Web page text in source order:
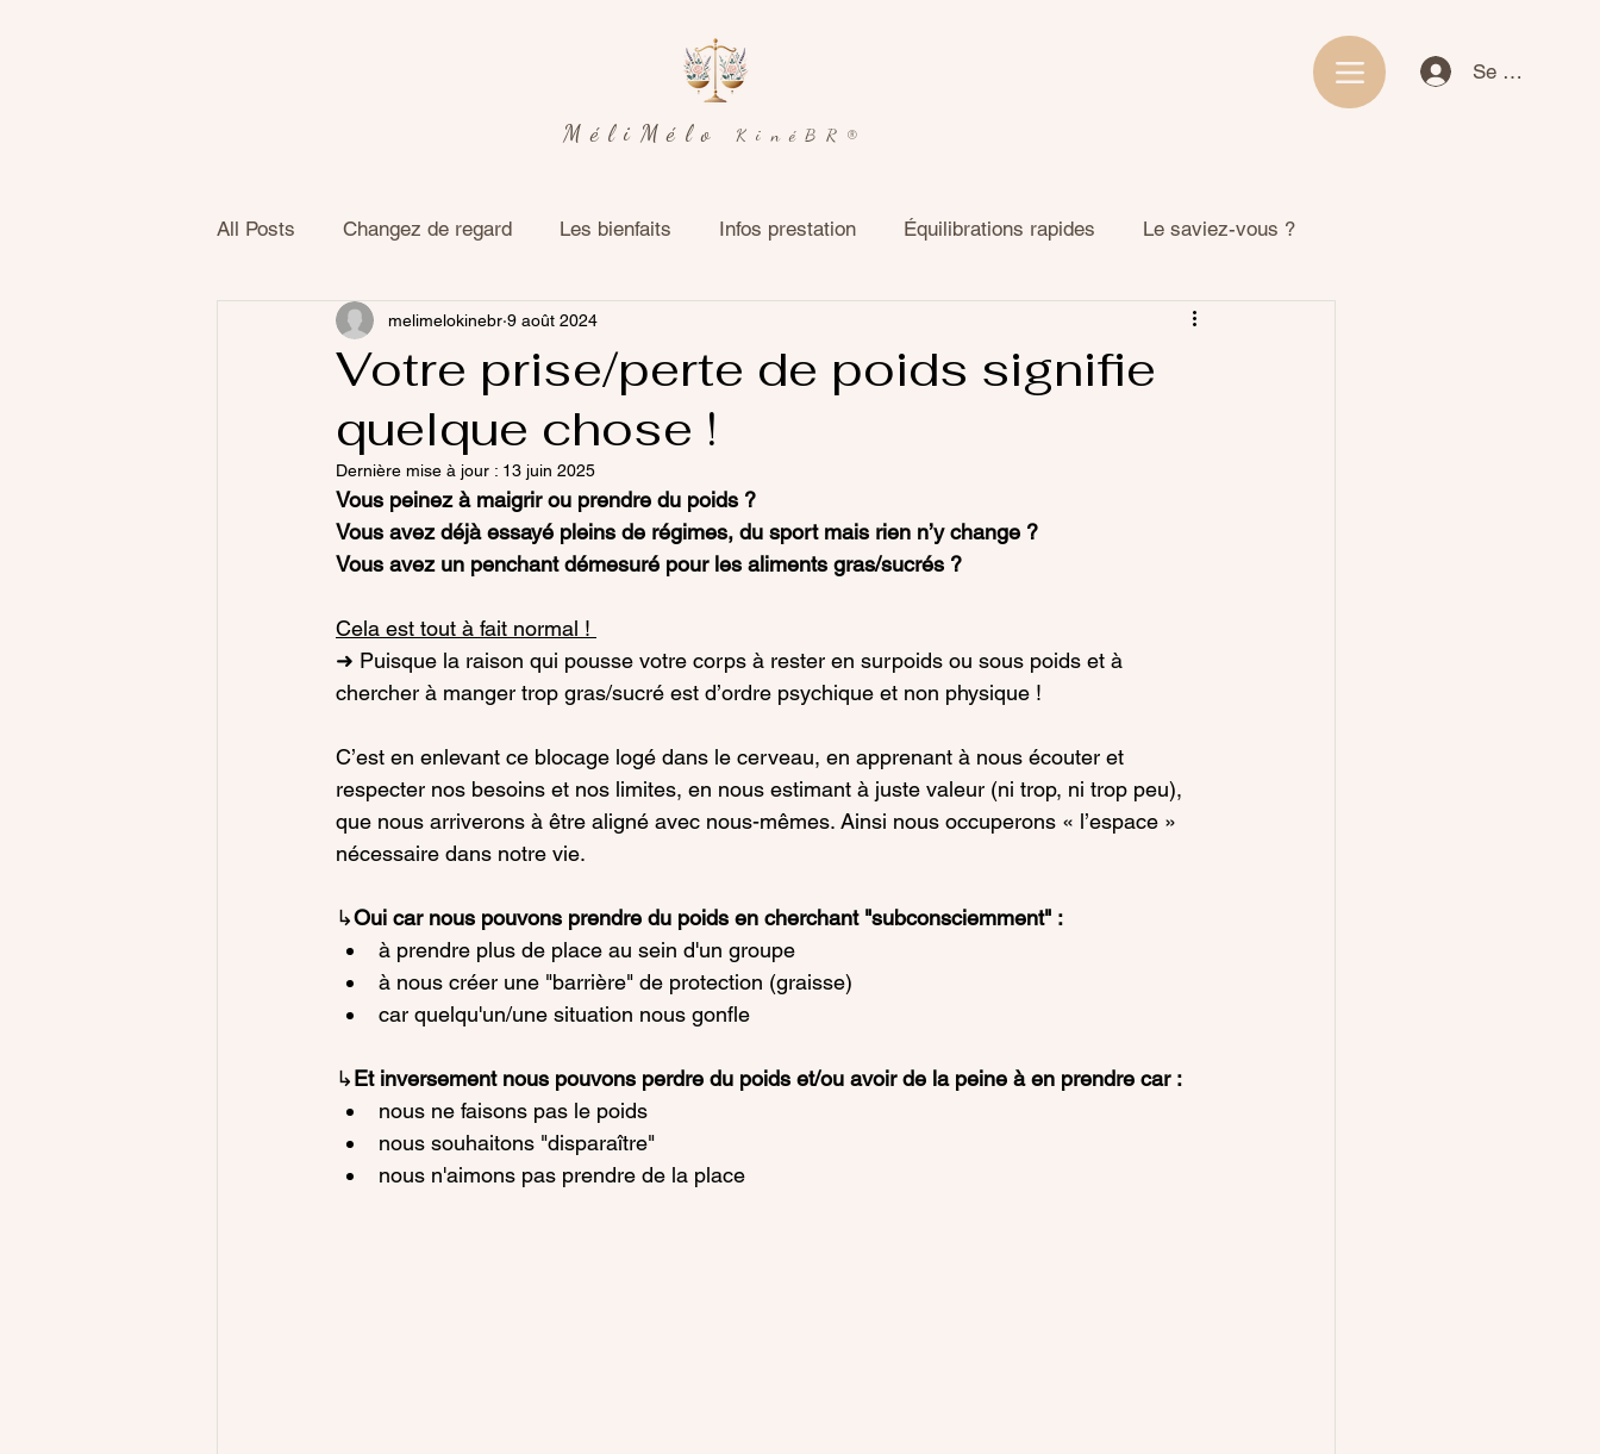
Se connecter
MéliMélo KinéBR®
All Posts Changez de regard Les bienfaits Infos prestation Équilibrations rapides Le saviez-vous ?
Signification maux/mots Théorie
Votre prise/perte de poids signifie
quelque chose !
melimelokinebr 9 août 2024
Dernière mise à jour : 13 juin 2025
Vous peinez à maigrir ou prendre du poids ?
Vous avez déjà essayé pleins de régimes, du sport mais rien n’y change ?
Vous avez un penchant démesuré pour les aliments gras/sucrés ?
Cela est tout à fait normal !
➜ Puisque la raison qui pousse votre corps à rester en surpoids ou sous poids et à
chercher à manger trop gras/sucré est d’ordre psychique et non physique !
C’est en enlevant ce blocage logé dans le cerveau, en apprenant à nous écouter et
respecter nos besoins et nos limites, en nous estimant à juste valeur (ni trop, ni trop peu),
que nous arriverons à être aligné avec nous-mêmes. Ainsi nous occuperons « l’espace »
nécessaire dans notre vie.
↳Oui car nous pouvons prendre du poids en cherchant "subconsciemment" :
à prendre plus de place au sein d'un groupe
à nous créer une "barrière" de protection (graisse)
car quelqu'un/une situation nous gonfle
↳Et inversement nous pouvons perdre du poids et/ou avoir de la peine à en prendre car :
nous ne faisons pas le poids
nous souhaitons "disparaître"
nous n'aimons pas prendre de la place